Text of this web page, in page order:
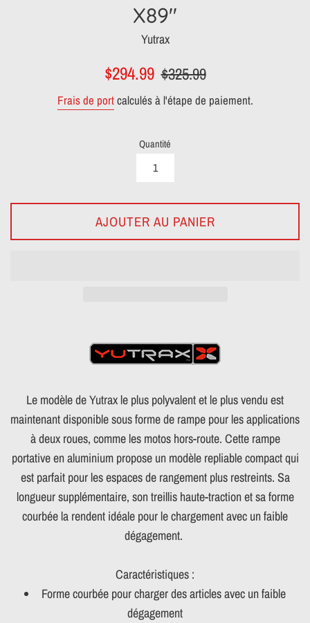
X89"
Yutrax
Prix
$294.99 Prix
$325.99
Frais de portcalculés à l'étape de paiement.
Quantité
AJOUTER AU PANIER
Le modèle de Yutrax le plus polyvalent et le plus vendu est
maintenant disponible sous forme de rampe pour les applications
à deux roues, comme les motos hors-route. Cette rampe
portative en aluminium propose un modèle repliable compact qui
est parfait pour les espaces de rangement plus restreints. Sa
longueur supplémentaire, son treillis haute-traction et sa forme
courbée la rendent idéale pour le chargement avec un faible
dégagement.
Caractéristiques :
Forme courbée pour charger des articles avec un faible
dégagement